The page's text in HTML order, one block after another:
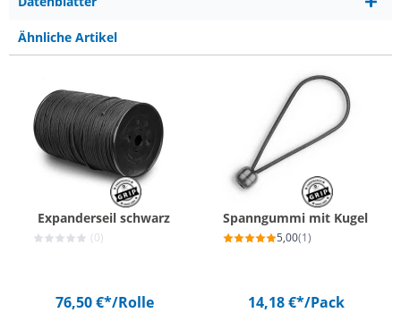
Ähnliche Artikel
Expanderseil schwarz
(0)
76,50 €*/Rolle
Spanngummi mit Kugel
5,00(1)
14,18 €*/Pack